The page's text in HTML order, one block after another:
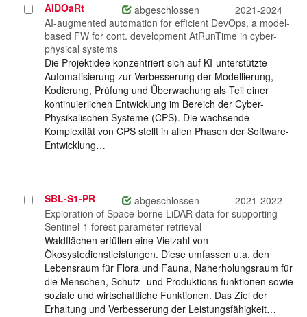
Projekt
auswählen
AIDOaRt abgeschlossen
2021-2024
AI-augmented automation for efficient DevOps, a model-
based FW for cont. development AtRunTime in cyber-
physical systems
Die Projektidee konzentriert sich auf KI-unterstützte
Automatisierung zur Verbesserung der Modellierung,
Kodierung, Prüfung und Überwachung als Teil einer
kontinuierlichen Entwicklung im Bereich der Cyber-
Physikalischen Systeme (CPS). Die wachsende
Komplexität von CPS stellt in allen Phasen der Software-
Entwicklung…
Projekt
auswählen
SBL-S1-PR abgeschlossen
2021-2022
Exploration of Space-borne LiDAR data for supporting
Sentinel-1 forest parameter retrieval
Waldflächen erfüllen eine Vielzahl von
Ökosystedienstleistungen. Diese umfassen u.a. den
Lebensraum für Flora und Fauna, Naherholungsraum für
die Menschen, Schutz- und Produktions-funktionen sowie
soziale und wirtschaftliche Funktionen. Das Ziel der
Erhaltung und Verbesserung der Leistungsfähigkeit…